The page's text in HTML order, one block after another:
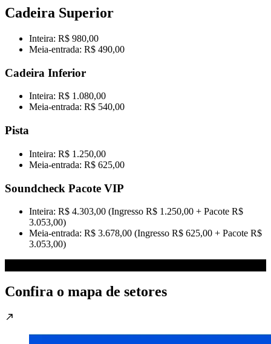
Cadeira Superior
Inteira: R$ 980,00
Meia-entrada: R$ 490,00
Cadeira Inferior
Inteira: R$ 1.080,00
Meia-entrada: R$ 540,00
Pista
Inteira: R$ 1.250,00
Meia-entrada: R$ 625,00
Soundcheck Pacote VIP
Inteira: R$ 4.303,00 (Ingresso R$ 1.250,00 + Pacote R$
3.053,00)
Meia-entrada: R$ 3.678,00 (Ingresso R$ 625,00 + Pacote R$
3.053,00)
Confira o mapa de setores